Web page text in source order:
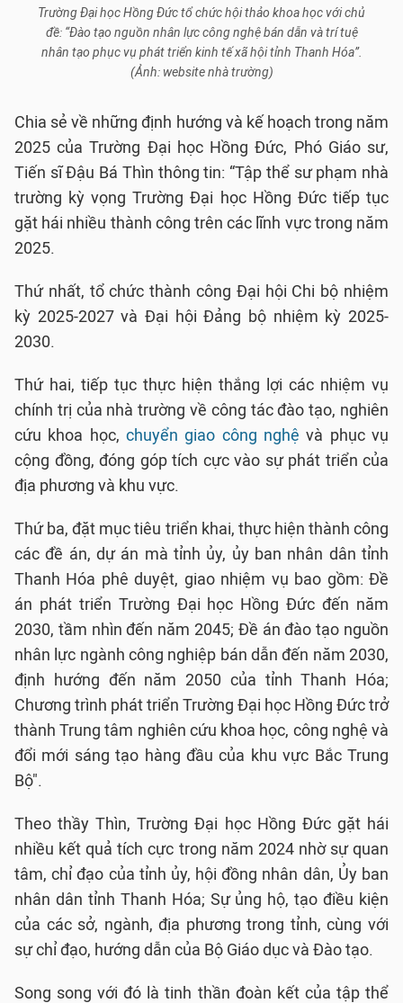
Trường Đại học Hồng Đức tổ chức hội thảo khoa học với chủ
đề: “Đào tạo nguồn nhân lực công nghệ bán dẫn và trí tuệ
nhân tạo phục vụ phát triển kinh tế xã hội tỉnh Thanh Hóa”.
(Ảnh: website nhà trường)
Chia sẻ về những định hướng và kế hoạch trong năm
2025 của Trường Đại học Hồng Đức, Phó Giáo sư,
Tiến sĩ Đậu Bá Thìn thông tin: “Tập thể sư phạm nhà
trường kỳ vọng Trường Đại học Hồng Đức tiếp tục
gặt hái nhiều thành công trên các lĩnh vực trong năm
2025.
Thứ nhất, tổ chức thành công Đại hội Chi bộ nhiệm
kỳ 2025-2027 và Đại hội Đảng bộ nhiệm kỳ 2025-
2030.
Thứ hai, tiếp tục thực hiện thắng lợi các nhiệm vụ
chính trị của nhà trường về công tác đào tạo, nghiên
cứu khoa học, chuyển giao công nghệ và phục vụ
cộng đồng, đóng góp tích cực vào sự phát triển của
địa phương và khu vực.
Thứ ba, đặt mục tiêu triển khai, thực hiện thành công
các đề án, dự án mà tỉnh ủy, ủy ban nhân dân tỉnh
Thanh Hóa phê duyệt, giao nhiệm vụ bao gồm: Đề
án phát triển Trường Đại học Hồng Đức đến năm
2030, tầm nhìn đến năm 2045; Đề án đào tạo nguồn
nhân lực ngành công nghiệp bán dẫn đến năm 2030,
định hướng đến năm 2050 của tỉnh Thanh Hóa;
Chương trình phát triển Trường Đại học Hồng Đức trở
thành Trung tâm nghiên cứu khoa học, công nghệ và
đổi mới sáng tạo hàng đầu của khu vực Bắc Trung
Bộ".
Theo thầy Thìn, Trường Đại học Hồng Đức gặt hái
nhiều kết quả tích cực trong năm 2024 nhờ sự quan
tâm, chỉ đạo của tỉnh ủy, hội đồng nhân dân, Ủy ban
nhân dân tỉnh Thanh Hóa; Sự ủng hộ, tạo điều kiện
của các sở, ngành, địa phương trong tỉnh, cùng với
sự chỉ đạo, hướng dẫn của Bộ Giáo dục và Đào tạo.
Song song với đó là tinh thần đoàn kết của tập thể